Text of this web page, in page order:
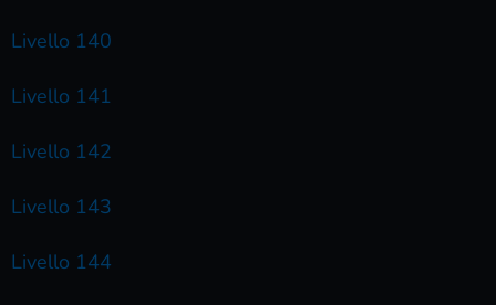
Livello 140
Livello 141
Livello 142
Livello 143
Livello 144